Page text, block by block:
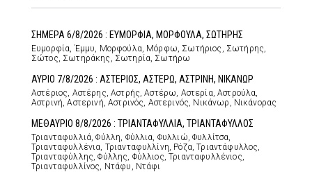
ΣΗΜΕΡΑ 6/8/2026 : ΕΥΜΟΡΦΙΑ, ΜΟΡΦΟΥΛΑ, ΣΩΤΗΡΗΣ
Ευμορφία, Έμμυ, Μορφούλα, Μόρφω, Σωτήριος, Σωτήρης,
Σώτος, Σωτηράκης, Σωτηρία, Σωτήρω
ΑΥΡΙΟ 7/8/2026 : ΑΣΤΕΡΙΟΣ, ΑΣΤΕΡΩ, ΑΣΤΡΙΝΗ, ΝΙΚΑΝΩΡ
Αστέριος, Αστέρης, Αστρής, Αστέρω, Αστερία, Αστρούλα,
Αστρινή, Αστερινή, Αστρινός, Αστερινός, Νικάνωρ, Νικάνορας
ΜΕΘΑΥΡΙΟ 8/8/2026 : ΤΡΙΑΝΤΑΦΥΛΛΙΑ, ΤΡΙΑΝΤΑΦΥΛΛΟΣ
Τριανταφυλλιά, Φύλλη, Φύλλια, Φυλλιώ, Φυλλίτσα,
Τριανταφυλλένια, Τριανταφυλλίνη, Ρόζα, Τριαντάφυλλος,
Τριανταφύλλης, Φύλλης, Φύλλιος, Τριανταφυλλένιος,
Τριανταφυλλίνος, Ντάφυ, Ντάφι